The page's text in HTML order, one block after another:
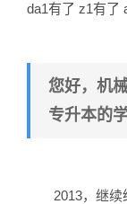
da1有了 z1有了
您好，机
专升本的
2013，继续